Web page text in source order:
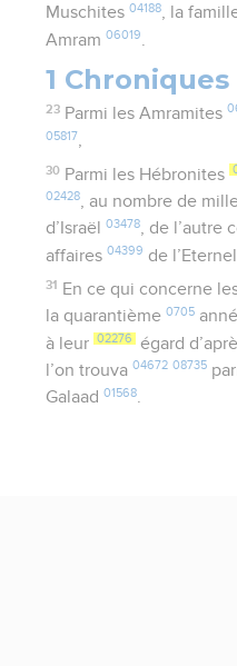
Muschites04188, la
Amram06019
1 Chroniques
23 Parmi les Amramites
05817,
30 Parmi les Hébronites
02428, au nombre de
d’Israël03478, de l’autre
affaires04399 de
31 En ce qui concerne
la quarantième0705
à leur 02276 égard
l’on trouva04672 08735
Galaad01568.